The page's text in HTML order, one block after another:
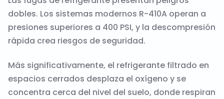
dobles. Los sistemas modernos R-410A operan a
presiones superiores a 400 PSI, y la descompresión
rápida crea riesgos de seguridad.
Más significativamente, el refrigerante filtrado en
espacios cerrados desplaza el oxígeno y se
concentra cerca del nivel del suelo, donde respiran